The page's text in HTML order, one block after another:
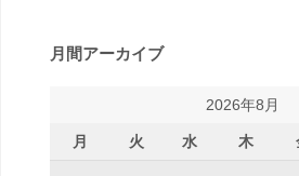
月間アーカイブ
2026年8月
月 火 水 木